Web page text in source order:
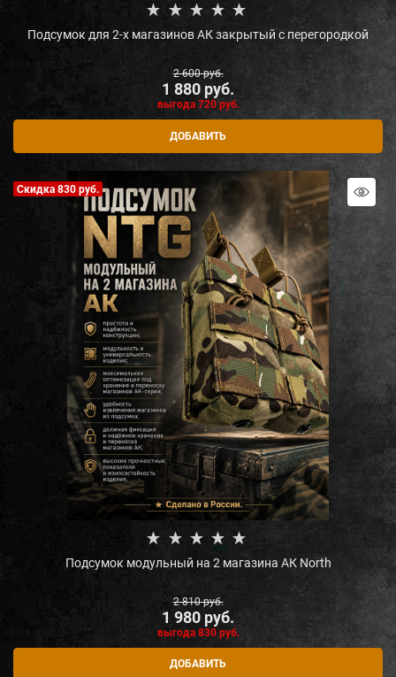
Подсумок для 2-х магазинов АК закрытый с перегородкой
2 600 руб.
1 880 руб.
выгода 720 руб.
ДОБАВИТЬ
Скидка 830 руб.
Подсумок модульный на 2 магазина АК North
2 810 руб.
1 980 руб.
выгода 830 руб.
ДОБАВИТЬ